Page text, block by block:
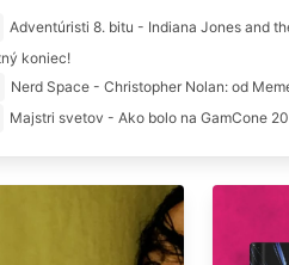
Adventúristi 8. bitu - Indiana Jones and
koniec!
Nerd Space - Christopher Nolan: od
Majstri svetov - Ako bolo na GamCone